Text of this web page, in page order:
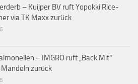
– Kuijper BV ruft Yopokki Rice-
via TK Maxx zurück
– IMGRO ruft „Back Mit“
zurück